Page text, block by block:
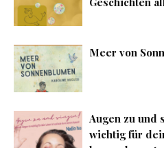
Meer von
Augen zu und
wichtig für